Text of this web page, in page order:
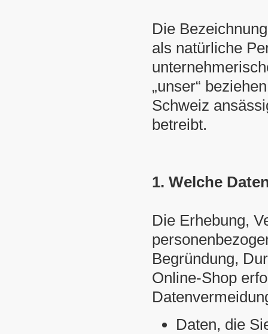
Die
als natürliche
„unser“
Schweiz
betreibt.
1. Welche
Die Erhebung,
Begründung,
Online-Shop
Daten, die